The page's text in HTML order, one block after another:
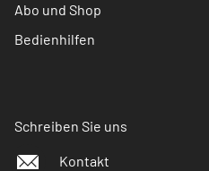
Abo und Shop
Bedienhilfen
Schreiben Sie uns
Kontakt